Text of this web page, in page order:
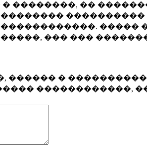
��������, ��
�����
��� ���
������ �
������������,